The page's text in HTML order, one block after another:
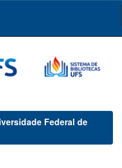
Federal de